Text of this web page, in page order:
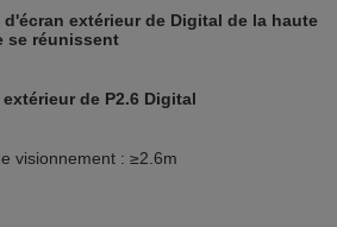
extérieur de Digital de la haute
se réunissent
de P2.6 Digital
visionnement : ≥2.6m